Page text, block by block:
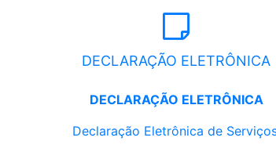
DECLARAÇÃO ELETRÔNICA
DECLARAÇÃO ELETRÔNICA
Declaração Eletrônica de